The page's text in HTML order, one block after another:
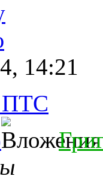
14:21
ПТС